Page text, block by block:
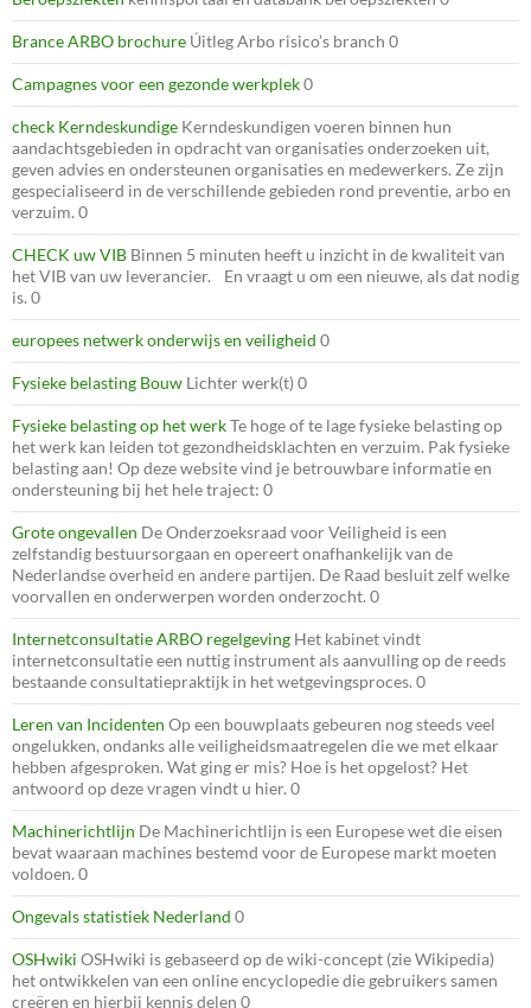
Brance ARBO brochure Úitleg Arbo risico’s branch 0
Campagnes voor een gezonde werkplek0
check Kerndeskundige Kerndeskundigen voeren binnen hun
aandachtsgebieden in opdracht van organisaties onderzoeken uit,
geven advies en ondersteunen organisaties en medewerkers. Ze zijn
gespecialiseerd in de verschillende gebieden rond preventie, arbo en
verzuim. 0
CHECK uw VIB Binnen 5 minuten heeft u inzicht in de kwaliteit van
het VIB van uw leverancier. En vraagt u om een nieuwe, als dat nodig
is. 0
europees netwerk onderwijs en veiligheid 0
Fysieke belasting Bouw Lichter werk(t) 0
Fysieke belasting op het werkTe hoge of te lage fysieke belasting op
het werk kan leiden tot gezondheidsklachten en verzuim. Pak fysieke
belasting aan! Op deze website vind je betrouwbare informatie en
ondersteuning bij het hele traject: 0
Grote ongevallen De Onderzoeksraad voor Veiligheid is een
zelfstandig bestuursorgaan en opereert onafhankelijk van de
Nederlandse overheid en andere partijen. De Raad besluit zelf welke
voorvallen en onderwerpen worden onderzocht. 0
Internetconsultatie ARBO regelgeving Het kabinet vindt
internetconsultatie een nuttig instrument als aanvulling op de reeds
bestaande consultatiepraktijk in het wetgevingsproces. 0
Leren van Incidenten Op een bouwplaats gebeuren nog steeds veel
ongelukken, ondanks alle veiligheidsmaatregelen die we met elkaar
hebben afgesproken. Wat ging er mis? Hoe is het opgelost? Het
antwoord op deze vragen vindt u hier. 0
Machinerichtlijn De Machinerichtlijn is een Europese wet die eisen
bevat waaraan machines bestemd voor de Europese markt moeten
voldoen. 0
Ongevals statistiek Nederland 0
OSHwiki OSHwiki is gebaseerd op de wiki-concept (zie Wikipedia)
het ontwikkelen van een online encyclopedie die gebruikers samen
creëren en hierbij kennis delen 0